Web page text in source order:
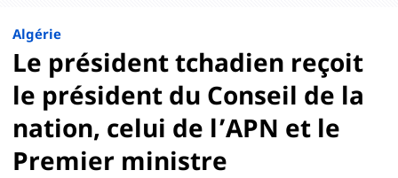
Algérie
Le président tchadien reçoit
le président du Conseil de la
nation, celui de l’APN et le
Premier ministre